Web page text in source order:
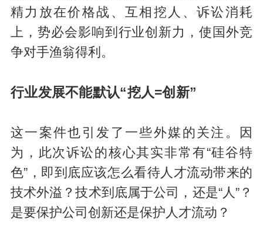
精力放在价格战、互相挖人、诉讼消耗
上，势必会影响到行业创新力，使国外竞
争对手渔翁得利。
行业发展不能默认“挖人=创新”
这一案件也引发了一些外媒的关注。因
为，此次诉讼的核心其实非常有“硅谷特
色”，即到底应该怎么看待人才流动带来的
技术外溢？技术到底属于公司，还是“人”？
是要保护公司创新还是保护人才流动？